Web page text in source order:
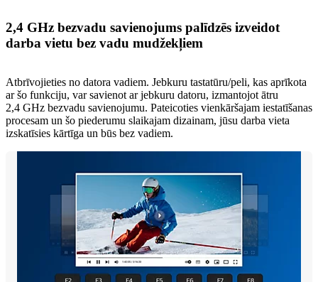
2,4 GHz bezvadu savienojums palīdzēs izveidot
darba vietu bez vadu mudžekļiem
Atbrīvojieties no datora vadiem. Jebkuru tastatūru/peli, kas aprīkota
ar šo funkciju, var savienot ar jebkuru datoru, izmantojot ātru
2,4 GHz bezvadu savienojumu. Pateicoties vienkāršajam iestatīšanas
procesam un šo piederumu slaikajam dizainam, jūsu darba vieta
izskatīsies kārtīga un būs bez vadiem.